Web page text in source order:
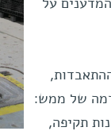
על
של ממש:
תקיפה,